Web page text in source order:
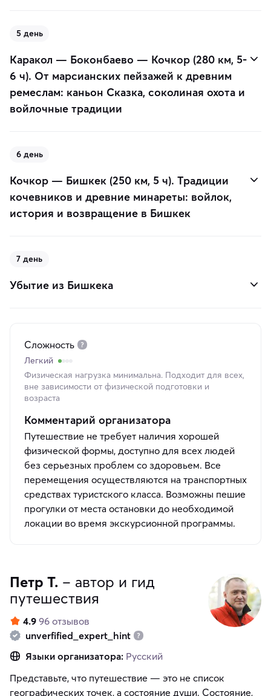
5 день
Каракол — Боконбаево — Кочкор (280 км, 5-
6 ч). От марсианских пейзажей к древним
ремеслам: каньон Сказка, соколиная охота и
войлочные традиции
6 день
Кочкор — Бишкек (250 км, 5 ч). Традиции
кочевников и древние минареты: войлок,
история и возвращение в Бишкек
7 день
Убытие из Бишкека
Сложность
Легкий
Физическая нагрузка минимальна. Подходит для всех,
вне зависимости от физической подготовки и
возраста
Комментарий организатора
Путешествие не требует наличия хорошей
физической формы, доступно для всех людей
без серьезных проблем со здоровьем. Все
перемещения осуществляются на транспортных
средствах туристского класса. Возможны пешие
прогулки от места остановки до необходимой
локации во время экскурсионной программы.
Петр Т. – автор и гид
путешествия
4.9 96 отзывов
unverfified_expert_hint
Языки организатора: Русский
Представьте, что путешествие — это не список
географических точек, а состояние души. Состояние,